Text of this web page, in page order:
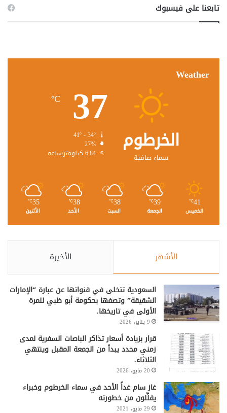
تابعنا على فيسبوك
Weather
الخرطوم
سماء صافية
37
℃
27%
6.84 كيلومتر/ساعة
41
℃
الخميس
39
℃
الجمعة
38
℃
السبت
38
℃
الأحد
35
℃
الأثنين
الأشهر الأخيرة
السعودية تتخلى في قنواتها عن عبارة “الإمارات
الشقيقة” وتصفها بحكومة أبو ظبي للمرة
الأولى في تاريخها.
9 يناير، 2026
قرار بزيادة أسعار تذاكر الباصات السفرية لمدى
زمني محدد يبدأ من الجمعة المقبل وينتهي
الثلاثاء.
20 مايو، 2026
غاز سام غداً الأحد في سماء الخرطوم وخبراء
يقلِّلون من خطورته
29 مايو، 2021